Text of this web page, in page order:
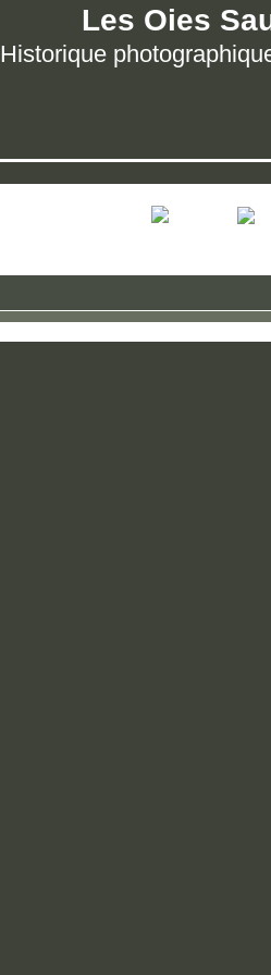
Les Oies
Historique